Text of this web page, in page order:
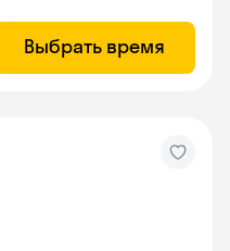
Выбрать время